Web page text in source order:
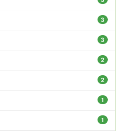
3
3
2
2
1
1